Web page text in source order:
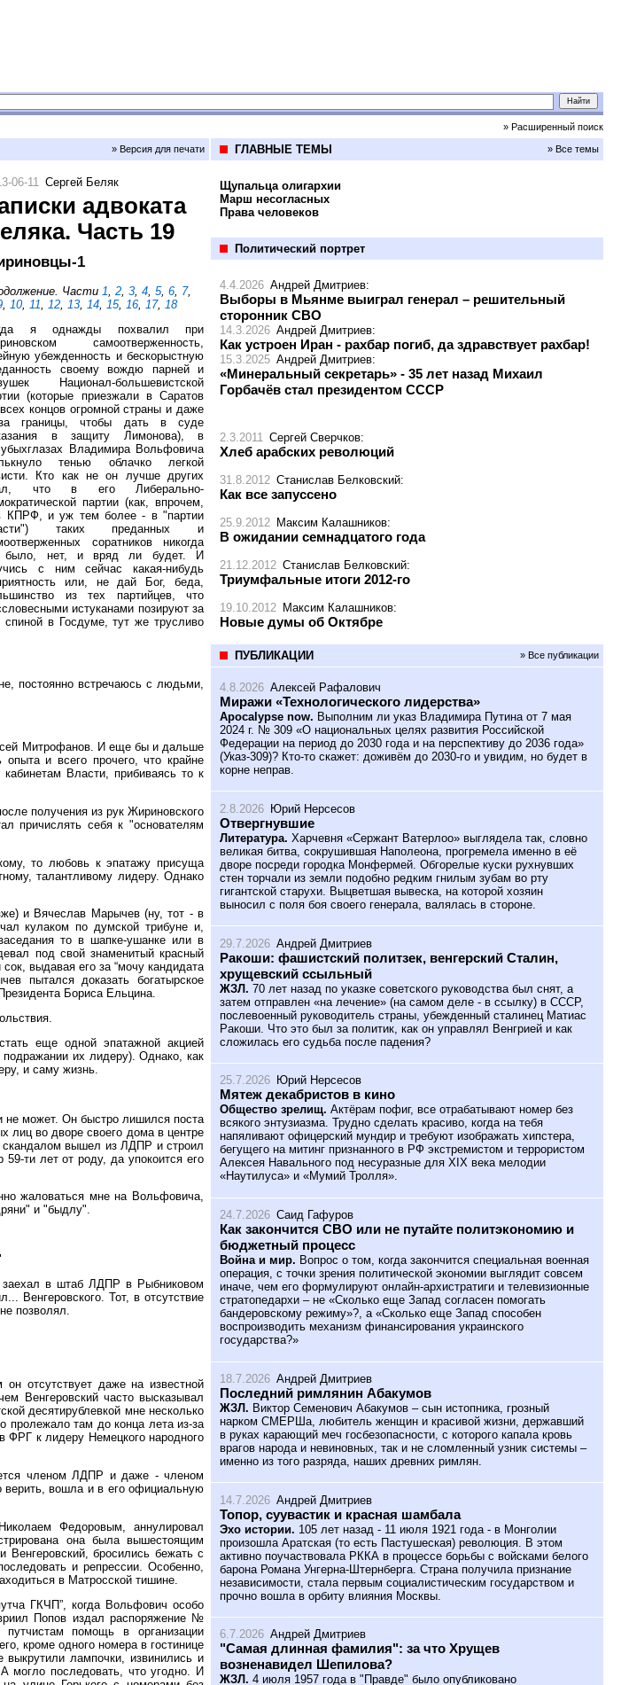
» Расширенный поиск
» Версия для печати
06-11 Сергей Беляк
адвоката
Часть 19
1
Части 1, 2, 3, 4, 5, 6, 7,
, 10, 11, 12, 13, 14, 15, 16, 17, 18
я однажды похвалил при
самоотверженность,
убежденность и бескорыстную
своему вождю парней и
Национал-большевистской
(которые приезжали в Саратов
концов огромной страны и даже
за границы, чтобы дать в суде
в защиту Лимонова), в
Владимира Вольфовича
тенью облачко легкой
Кто как не он лучше других
что в его Либерально-
партии (как, впрочем,
КПРФ, и уж тем более - в "партии
таких преданных и
соратников никогда
было, нет, и вряд ли будет. И
с ним сейчас какая-нибудь
или, не дай Бог, беда,
из тех партийцев, что
истуканами позируют за
спиной в Госдуме, тут же трусливо
постоянно встречаюсь с людьми,
Митрофанов. И еще бы и дальше
и всего прочего, что крайне
Власти, прибиваясь то к
получения из рук Жириновского
причислять себя к "основателям
то любовь к эпатажу присуща
талантливому лидеру. Однако
и Вячеслав Марычев (ну, тот - в
кулаком по думской трибуне и,
то в шапке-ушанке или в
под свой знаменитый красный
выдавая его за “мочу кандидата
пытался доказать богатырское
Бориса Ельцина.
еще одной эпатажной акцией
подражании их лидеру). Однако, как
и саму жизнь.
не может. Он быстро лишился поста
лиц во дворе своего дома в центре
скандалом вышел из ЛДПР и строил
ти лет от роду, да упокоится его
жаловаться мне на Вольфовича,
и "быдлу".
заехал в штаб ЛДПР в Рыбниковом
Венгеровского. Тот, в отсутствие
позволял.
отсутствует даже на известной
Венгеровский часто высказывал
десятирублевкой мне несколько
пролежало там до конца лета из-за
ФРГ к лидеру Немецкого народного
членом ЛДПР и даже - членом
вошла и в его официальную
Федоровым, аннулировал
она была вышестоящим
бросились бежать с
и репрессии. Особенно,
в Матросской тишине.
ГКЧП”, когда Вольфович особо
Попов издал распоряжение №
помощь в организации
кроме одного номера в гостинице
выкрутили лампочки, извинились и
могло последовать, что угодно. И
ГЛАВНЫЕ ТЕМЫ » Все темы
Щупальца олигархии
Марш несогласных
Права человеков
Политический портрет
4.4.2026 Андрей Дмитриев:
Выборы в Мьянме выиграл генерал – решительный
сторонник СВО
14.3.2026 Андрей Дмитриев:
Как устроен Иран - рахбар погиб, да здравствует рахбар!
15.3.2025 Андрей Дмитриев:
«Минеральный секретарь» - 35 лет назад Михаил
Горбачёв стал президентом СССР
2.3.2011 Сергей Сверчков:
Хлеб арабских революций
31.8.2012 Станислав Белковский:
Как все запуссено
25.9.2012 Максим Калашников:
В ожидании семнадцатого года
21.12.2012 Станислав Белковский:
Триумфальные итоги 2012-го
19.10.2012 Максим Калашников:
Новые думы об Октябре
ПУБЛИКАЦИИ » Все публикации
4.8.2026 Алексей Рафалович
Миражи «Технологического лидерства»
Apocalypse now. Выполним ли указ Владимира Путина от 7 мая
2024 г. № 309 «О национальных целях развития Российской
Федерации на период до 2030 года и на перспективу до 2036 года»
(Указ-309)? Кто-то скажет: доживём до 2030-го и увидим, но будет в
корне неправ.
2.8.2026 Юрий Нерсесов
Отвергнувшие
Литература. Харчевня «Сержант Ватерлоо» выглядела так, словно
великая битва, сокрушившая Наполеона, прогремела именно в её
дворе посреди городка Монфермей. Обгорелые куски рухнувших
стен торчали из земли подобно редким гнилым зубам во рту
гигантской старухи. Выцветшая вывеска, на которой хозяин
выносил с поля боя своего генерала, валялась в стороне.
29.7.2026 Андрей Дмитриев
Ракоши: фашистский политзек, венгерский Сталин,
хрущевский ссыльный
ЖЗЛ. 70 лет назад по указке советского руководства был снят, а
затем отправлен «на лечение» (на самом деле - в ссылку) в СССР,
послевоенный руководитель страны, убежденный сталинец Матиас
Ракоши. Что это был за политик, как он управлял Венгрией и как
сложилась его судьба после падения?
25.7.2026 Юрий Нерсесов
Мятеж декабристов в кино
Общество зрелищ. Актёрам пофиг, все отрабатывают номер без
всякого энтузиазма. Трудно сделать красиво, когда на тебя
напяливают офицерский мундир и требуют изображать хипстера,
бегущего на митинг признанного в РФ экстремистом и террористом
Алексея Навального под несуразные для XIX века мелодии
«Наутилуса» и «Мумий Тролля».
24.7.2026 Саид Гафуров
Как закончится СВО или не путайте политэкономию и
бюджетный процесс
Война и мир. Вопрос о том, когда закончится специальная военная
операция, с точки зрения политической экономии выглядит совсем
иначе, чем его формулируют онлайн-архистратиги и телевизионные
стратопедархи – не «Сколько еще Запад согласен помогать
бандеровскому режиму»?, а «Сколько еще Запад способен
воспроизводить механизм финансирования украинского
государства?»
18.7.2026 Андрей Дмитриев
Последний римлянин Абакумов
ЖЗЛ. Виктор Семенович Абакумов – сын истопника, грозный
нарком СМЕРШа, любитель женщин и красивой жизни, державший
в руках карающий меч госбезопасности, с которого капала кровь
врагов народа и невиновных, так и не сломленный узник системы –
именно из того разряда, наших древних римлян.
14.7.2026 Андрей Дмитриев
Топор, суувастик и красная шамбала
Эхо истории. 105 лет назад - 11 июля 1921 года - в Монголии
произошла Аратская (то есть Пастушеская) революция. В этом
активно поучаствовала РККА в процессе борьбы с войсками белого
барона Романа Унгерна-Штернберга. Страна получила признание
независимости, стала первым социалистическим государством и
прочно вошла в орбиту влияния Москвы.
6.7.2026 Андрей Дмитриев
"Самая длинная фамилия": за что Хрущев
возненавидел Шепилова?
ЖЗЛ. 4 июля 1957 года в "Правде" было опубликовано